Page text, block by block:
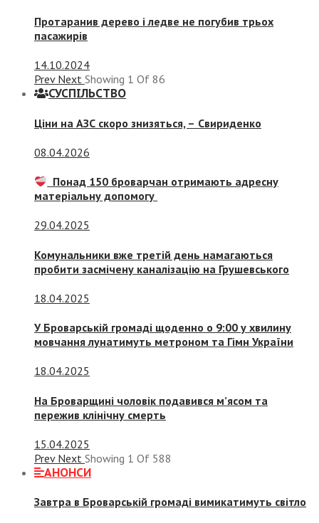
Протаранив дерево і ледве не погубив трьох
пасажирів
14.10.2024
Prev Next Showing 1 Of 86
СУСПIЛЬСТВО
Ціни на АЗС скоро знизяться, – Свириденко
08.04.2026
Понад 150 броварчан отримають адресну
матеріальну допомогу
29.04.2025
Комунальники вже третій день намагаються
пробити засмічену каналізацію на Грушевського
18.04.2025
У Броварській громаді щоденно о 9:00 у хвилину
мовчання лунатимуть метроном та Гімн України
18.04.2025
На Броварщині чоловік подавився м’ясом та
пережив клінічну смерть
15.04.2025
Prev Next Showing 1 Of 588
АНОНСИ
Завтра в Броварській громаді вимикатимуть світло